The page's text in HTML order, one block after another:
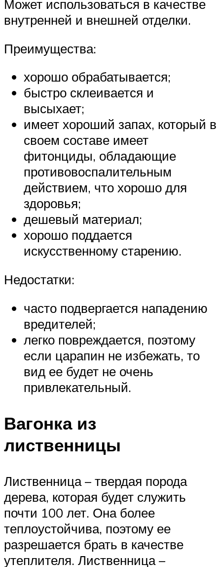
Может использоваться в качестве
внутренней и внешней отделки.
Преимущества:
хорошо обрабатывается;
быстро склеивается и
высыхает;
имеет хороший запах, который в
своем составе имеет
фитонциды, обладающие
противовоспалительным
действием, что хорошо для
здоровья;
дешевый материал;
хорошо поддается
искусственному старению.
Недостатки:
часто подвергается нападению
вредителей;
легко повреждается, поэтому
если царапин не избежать, то
вид ее будет не очень
привлекательный.
Вагонка из
лиственницы
Лиственница – твердая порода
дерева, которая будет служить
почти 100 лет. Она более
теплоустойчива, поэтому ее
разрешается брать в качестве
утеплителя. Лиственница –